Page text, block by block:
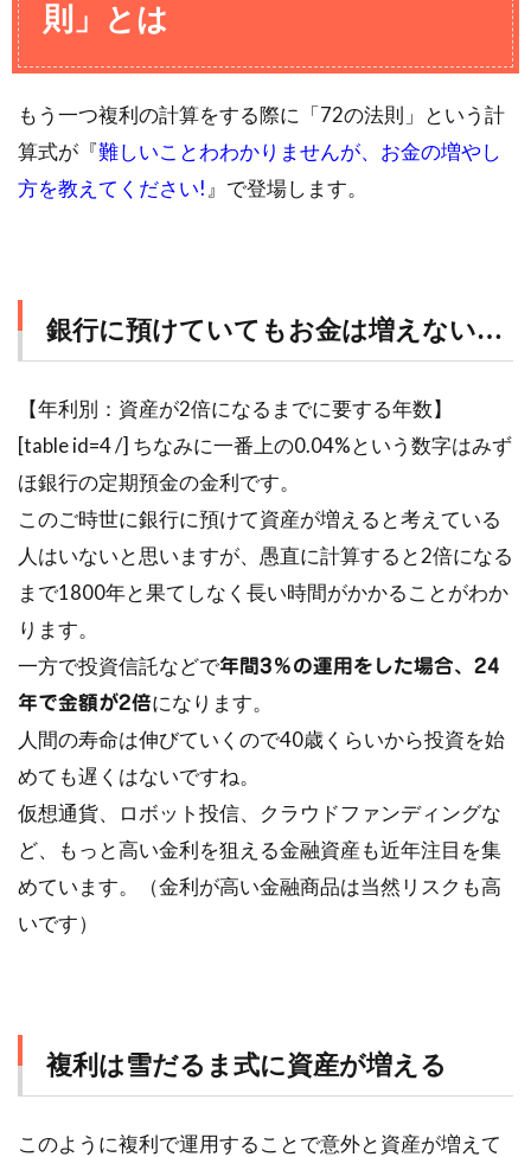
則」とは
もう一つ複利の計算をする際に「72の法則」という計
算式が『難しいことわわかりませんが、お金の増やし
方を教えてください! 』で登場します。
銀行に預けていてもお金は増えない…
【年利別：資産が2倍になるまでに要する年数】
[table id=4 /] ちなみに一番上の0.04%という数字はみず
ほ銀行の定期預金の金利です。
このご時世に銀行に預けて資産が増えると考えている
人はいないと思いますが、愚直に計算すると2倍になる
まで1800年と果てしなく長い時間がかかることがわか
ります。
一方で投資信託などで年間3％の運用をした場合、24
年で金額が2倍になります。
人間の寿命は伸びていくので40歳くらいから投資を始
めても遅くはないですね。
仮想通貨、ロボット投信、クラウドファンディングな
ど、もっと高い金利を狙える金融資産も近年注目を集
めています。（金利が高い金融商品は当然リスクも高
いです）
複利は雪だるま式に資産が増える
このように複利で運用することで意外と資産が増えて